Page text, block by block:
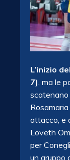
L’inizio
7), ma le
scatenano
attacco, e
Loveth
per
un gruppo